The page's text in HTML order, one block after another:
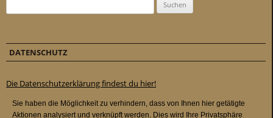
DATENSCHUTZ
Die Datenschutzerklärung findest du hier!